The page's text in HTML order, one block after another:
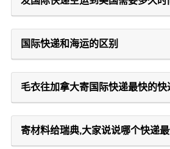
国际快递和海运的区别
毛衣往加拿大寄国际快递最快的快
寄材料给瑞典,大家说说哪个快递